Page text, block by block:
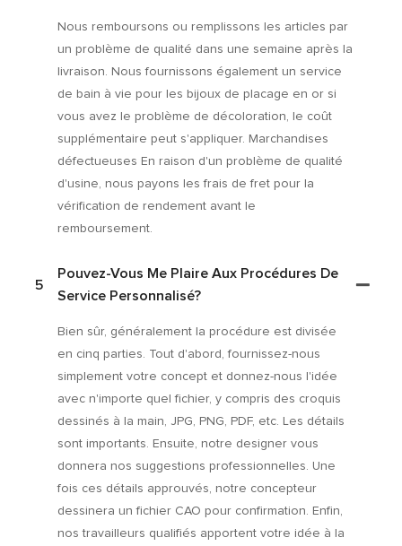
Nous remboursons ou remplissons les articles par
un problème de qualité dans une semaine après la
livraison. Nous fournissons également un service
de bain à vie pour les bijoux de placage en or si
vous avez le problème de décoloration, le coût
supplémentaire peut s'appliquer. Marchandises
défectueuses En raison d'un problème de qualité
d'usine, nous payons les frais de fret pour la
vérification de rendement avant le
remboursement.
5
Pouvez-Vous Me Plaire Aux Procédures De
Service Personnalisé?
Bien sûr, généralement la procédure est divisée
en cinq parties. Tout d'abord, fournissez-nous
simplement votre concept et donnez-nous l'idée
avec n'importe quel fichier, y compris des croquis
dessinés à la main, JPG, PNG, PDF, etc. Les détails
sont importants. Ensuite, notre designer vous
donnera nos suggestions professionnelles. Une
fois ces détails approuvés, notre concepteur
dessinera un fichier CAO pour confirmation. Enfin,
nos travailleurs qualifiés apportent votre idée à la